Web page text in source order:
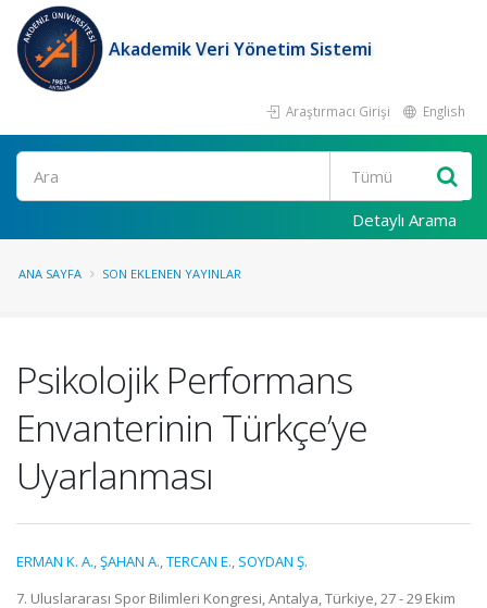
Akademik Veri Yönetim Sistemi
Araştırmacı Girişi English
Ara
Detaylı Arama
ANA SAYFA SON EKLENEN YAYINLAR
Psikolojik Performans
Envanterinin Türkçe’ye
Uyarlanması
ERMAN K. A.,ŞAHAN A.,TERCAN E., SOYDAN Ş.
7. Uluslararası Spor Bilimleri Kongresi, Antalya, Türkiye, 27 - 29 Ekim